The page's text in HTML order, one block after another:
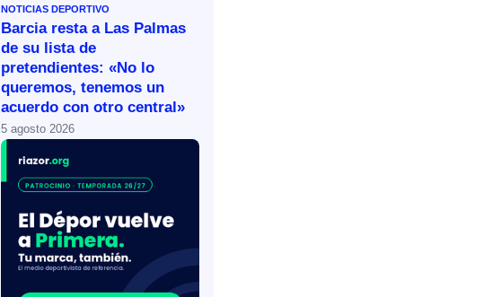
NOTICIAS DEPORTIVO
Barcia resta a Las Palmas
de su lista de
pretendientes: «No lo
queremos, tenemos un
acuerdo con otro central»
5 agosto 2026